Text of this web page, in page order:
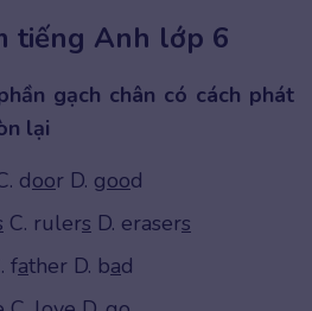
tiếng Anh lớp 6
gạch chân có cách phát
lại
door D. good
C. rulers D. erasers
father D. bad